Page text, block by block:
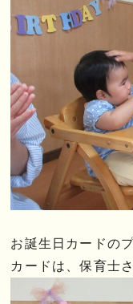
お誕生日カードの
カードは、保育士